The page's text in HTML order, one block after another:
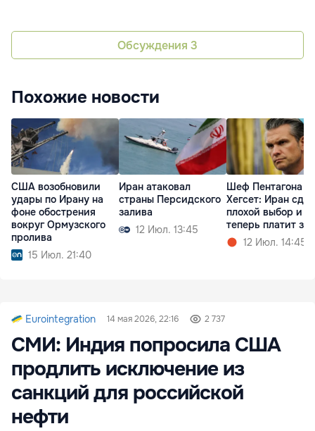
Обсуждения 3
Похожие новости
США возобновили
удары по Ирану на
фоне обострения
вокруг Ормузского
пролива
15 Июл. 21:40
Иран атаковал
страны Персидского
залива
12 Июл. 13:45
Шеф Пентагона
Хегсет: Иран
плохой выбор и
теперь платит за
12 Июл. 14:45
Eurointegration 14 мая 2026, 22:16 2 737
СМИ: Индия попросила США
продлить исключение из
санкций для российской
нефти